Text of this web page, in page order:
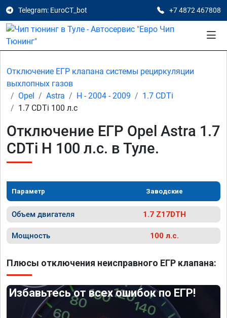
Telegram: EuroCT_bot +7 4872 467808
Отключение ЕГР клапана системы рециркуляции
выхлопных газов
Opel
Astra H - 2004 - 2009
1.7 CDTi
1.7 CDTi 100 л.с
Отключение ЕГР Opel Astra 1.7
CDTi H 100 л.с. в Туле.
Параметр Заводские
Объем двигателя 1.7 Z17DTH
Мощность 100 л.с.
Плюсы отключения неисправного ЕГР клапана:
Избавьтесь от всех ошибок по ЕГР!